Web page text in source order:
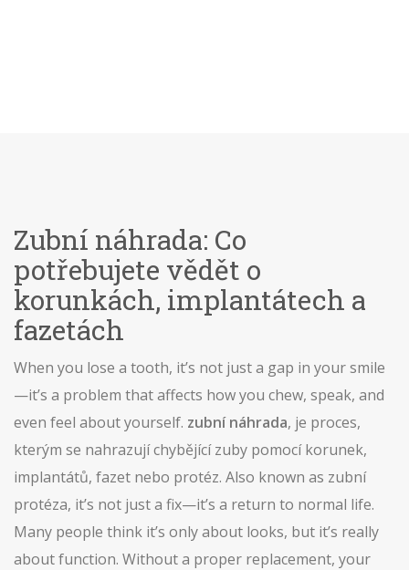
Zubní náhrada: Co
potřebujete vědět o
korunkách, implantátech a
fazetách
When you lose a tooth, it’s not just a gap in your smile
—it’s a problem that affects how you chew, speak, and
even feel about yourself. zubní náhrada, je proces,
kterým se nahrazují chybějící zuby pomocí korunek,
implantátů, fazet nebo protéz. Also known as zubní
protéza, it’s not just a fix—it’s a return to normal life.
Many people think it’s only about looks, but it’s really
about function. Without a proper replacement, your